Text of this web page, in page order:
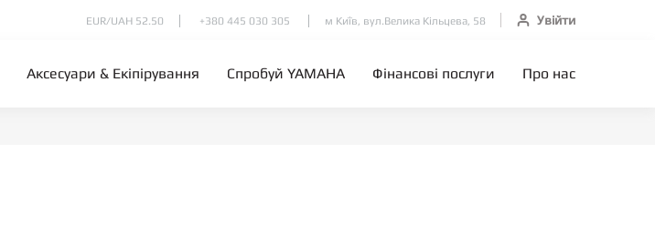
EUR/UAH 52.50 +380 445 030 305 м Київ, вул.Велика Кільцева, 58 Увійти
Аксесуари & Екіпірування Спробуй YAMAHA Фінансові послуги Про нас